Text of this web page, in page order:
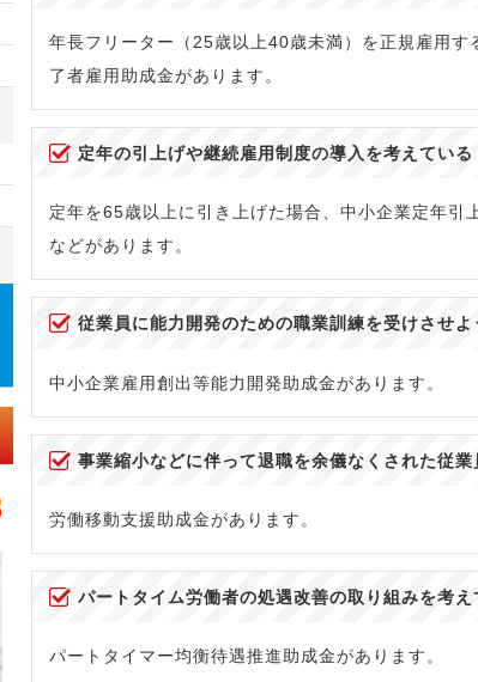
年長フリーター（25歳以上40歳未満）を正規雇用
了者雇用助成金があります。
定年の引上げや継続雇用制度の導入を考えている
定年を65歳以上に引き上げた場合、中小企業定年
などがあります。
従業員に能力開発のための職業訓練を受けさせよ
中小企業雇用創出等能力開発助成金があります。
事業縮小などに伴って退職を余儀なくされた従
労働移動支援助成金があります。
パートタイム労働者の処遇改善の取り組みを考え
パートタイマー均衡待遇推進助成金があります。